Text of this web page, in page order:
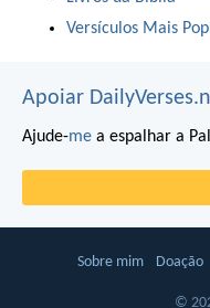
Versículos Mais
Apoiar
Ajude-me a espalhar a
Sobre mim Doação
©